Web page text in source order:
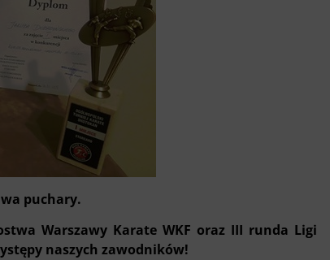
puchary.
Warszawy Karate WKF oraz III runda Ligi
naszych zawodników!